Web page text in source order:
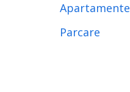
Apartamente
Parcare